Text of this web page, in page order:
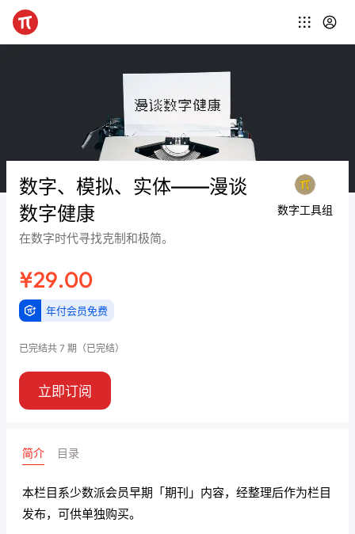
数字、模拟、实体——漫谈
数字健康
在数字时代寻找克制和极简。
¥29.00
年付会员免费
已完结共 7 期 （已完结）
数字工具组
立即订阅
简介 目录
本栏目系少数派会员早期「期刊」内容，经整理后作为栏目
发布，可供单独购买。